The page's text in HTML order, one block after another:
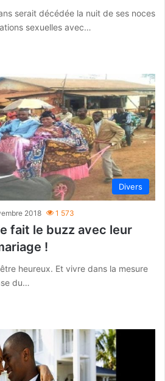
serait décédée la nuit de ses noces
sexuelles avec…
Divers
2018 1 573
fait le buzz avec leur
!
heureux. Et vivre dans la mesure
du…